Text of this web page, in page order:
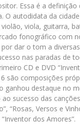
Essa é a definição
O autodidata da
viola, guitarra,
fonográfico com
dar o tom a
nas paradas de
CD e DVD
são composições
ganhou destaque no
sucesso das
“Rosas, Versos e
dos Amores”.